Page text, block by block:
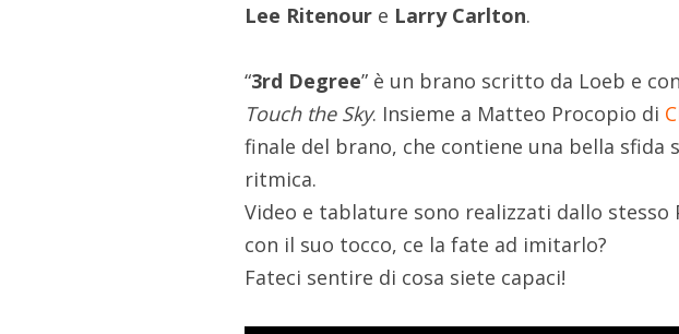
Lee Ritenour e Larry Carlton.
“3rd Degree” è un brano scritto da Loeb e
Touch the Sky. Insieme a Matteo Procopio di
finale del brano, che contiene una bella sfida
ritmica.
Video e tablature sono realizzati dallo stesso
con il suo tocco, ce la fate ad imitarlo?
Fateci sentire di cosa siete capaci!